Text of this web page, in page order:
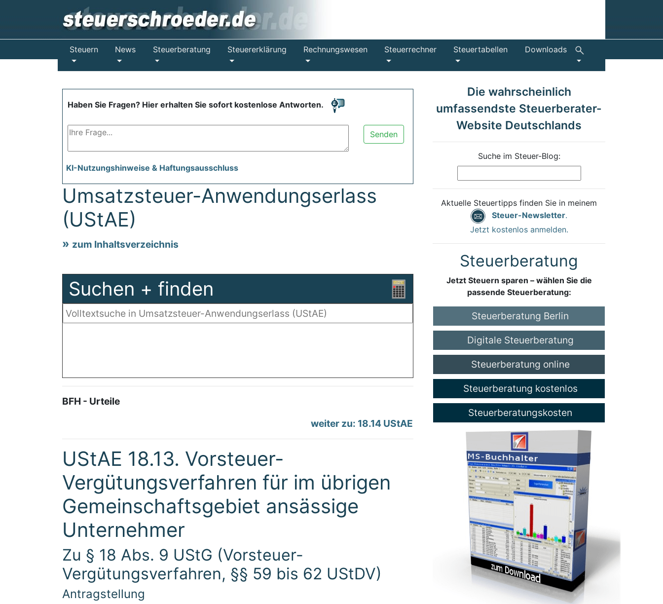
Steuern News Steuerberatung Steuererklärung Rechnungswesen Steuerrechner Steuertabellen Downloads
Haben Sie Fragen? Hier erhalten Sie sofort kostenlose Antworten.
Senden
KI-Nutzungshinweise & Haftungsausschluss
Umsatzsteuer-Anwendungserlass
(UStAE)
zum Inhaltsverzeichnis
Suchen + finden
BFH - Urteile
weiter zu: 18.14 UStAE
UStAE 18.13. Vorsteuer-
Vergütungsverfahren für im übrigen
Gemeinschaftsgebiet ansässige
Unternehmer
Zu § 18 Abs. 9 UStG (Vorsteuer-
Vergütungsverfahren, §§ 59 bis 62 UStDV)
Antragstellung
Die wahrscheinlich
umfassendste Steuerberater-
Website Deutschlands
Suche im Steuer-Blog:
Aktuelle Steuertipps finden Sie in meinem
Steuer-Newsletter.
Jetzt kostenlos anmelden.
Steuerberatung
Jetzt Steuern sparen – wählen Sie die
passende Steuerberatung:
Steuerberatung Berlin
Digitale Steuerberatung
Steuerberatung online
Steuerberatung kostenlos
Steuerberatungskosten